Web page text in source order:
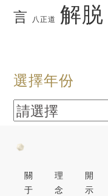
言 八正道 解脱
選擇年份
關
于
理
念
開
示